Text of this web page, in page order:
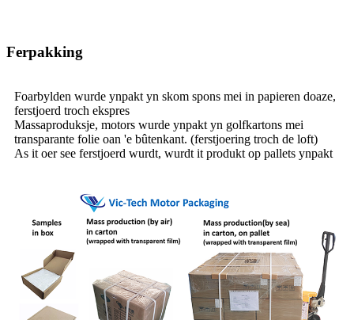
Ferpakking
Foarbylden wurde ynpakt yn skom spons mei in papieren doaze,
ferstjoerd troch ekspres
Massaproduksje, motors wurde ynpakt yn golfkartons mei
transparante folie oan 'e bûtenkant. (ferstjoering troch de loft)
As it oer see ferstjoerd wurdt, wurdt it produkt op pallets ynpakt